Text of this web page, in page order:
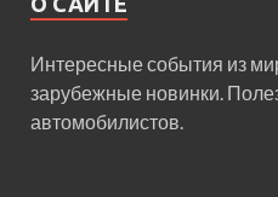
Интересные события из
зарубежные новинки.
автомобилистов.